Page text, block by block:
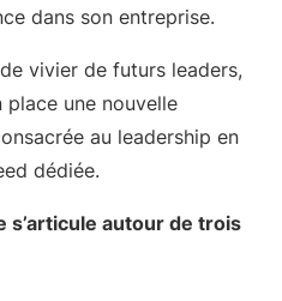
dans son entreprise.
vivier de futurs leaders,
une nouvelle
au leadership en
dédiée.
s’articule autour de trois